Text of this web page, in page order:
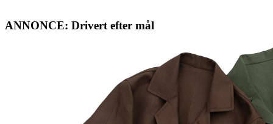
ANNONCE: Drivert efter mål